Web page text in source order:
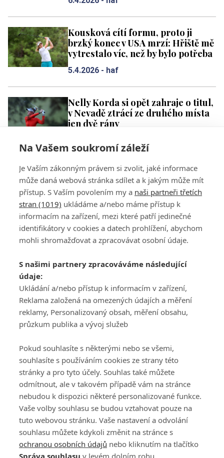
Na Vašem soukromí záleží
Je Vaším zákonným právem si zvolit, jaké informace
může daná webová stránka sdílet a k jakým může mít
přístup. S Vaším povolením my a naši partneři třetích
stran (1019) ukládáme a/nebo máme přístup k
informacím na zařízení, mezi které patří jedinečné
identifikátory v cookies a datech prohlížení, abychom
mohli shromažďovat a zpracovávat osobní údaje.
S našimi partnery zpracováváme následující
údaje:
Ukládání a/nebo přístup k informacím v zařízení,
Reklama založená na omezených údajích a měření
reklamy, Personalizovaný obsah, měření obsahu,
průzkum publika a vývoj služeb
Pokud souhlasíte s některými nebo se všemi,
souhlasíte s používáním cookies ze strany této
stránky a pro tyto účely. Souhlas také můžete
odmítnout, ale v takovém případě vám na stránce
nebudou k dispozici některé personalizované funkce.
Vaše volby souhlasu se budou vztahovat pouze na
tuto webovou stránku. Vaše nastavení a odvolání
souhlasu můžete kdykoli změnit na stránce s
ochranou osobních údajů nebo kliknutím na tlačítko
Správa souhlasu v levém dolním rohu.
Kousková cítí formu, proto ji
brzký konec v USA mrzí: Hřiště mě
vytrestalo víc, než by bylo potřeba
5.4.2026 - haf
Nelly Korda si opět zahraje o titul,
v Nevadě ztrácí ze druhého místa
jen dvě rány
2 3 4 5 6 7 8 9 10 11
Všeobecné obchodní
podmínky služby
GolfExtra.cz Premium
Podmínky zpracování
osobních údajů při
GolfExtra
Ceník GolfExtra.cz
Premium
Doporučené odkazy
ATV CZ, s.r.o.
140 00 Praha 4
Editor
Honza Fait
Obchod
Edita Hanušová